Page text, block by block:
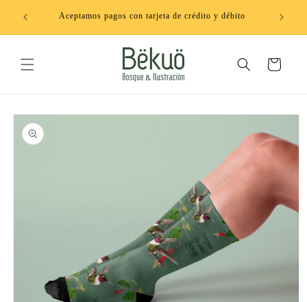
directamenteAceptamos pagos con tarjeta de crédito y débito
Carrito
directamente
a la
información